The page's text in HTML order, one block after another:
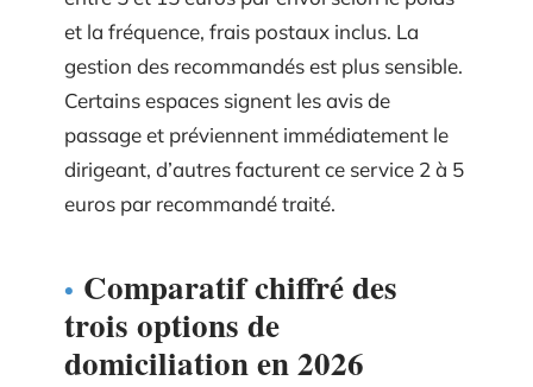
et la fréquence, frais postaux inclus. La
gestion des recommandés est plus sensible.
Certains espaces signent les avis de
passage et préviennent immédiatement le
dirigeant, d’autres facturent ce service 2 à 5
euros par recommandé traité.
Comparatif chiffré des
trois options de
domiciliation en 2026